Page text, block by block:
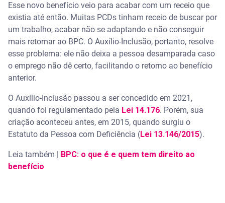
Esse novo benefício veio para acabar com um receio que
existia até então. Muitas PCDs tinham receio de buscar por
um trabalho, acabar não se adaptando e não conseguir
mais retornar ao BPC. O Auxílio-Inclusão, portanto, resolve
esse problema: ele não deixa a pessoa desamparada caso
o emprego não dê certo, facilitando o retorno ao benefício
anterior.
O Auxílio-Inclusão passou a ser concedido em 2021,
quando foi regulamentado pela Lei 14.176. Porém, sua
criação aconteceu antes, em 2015, quando surgiu o
Estatuto da Pessoa com Deficiência (Lei 13.146/2015).
Leia também |
BPC: o que é e quem tem direito ao
benefício